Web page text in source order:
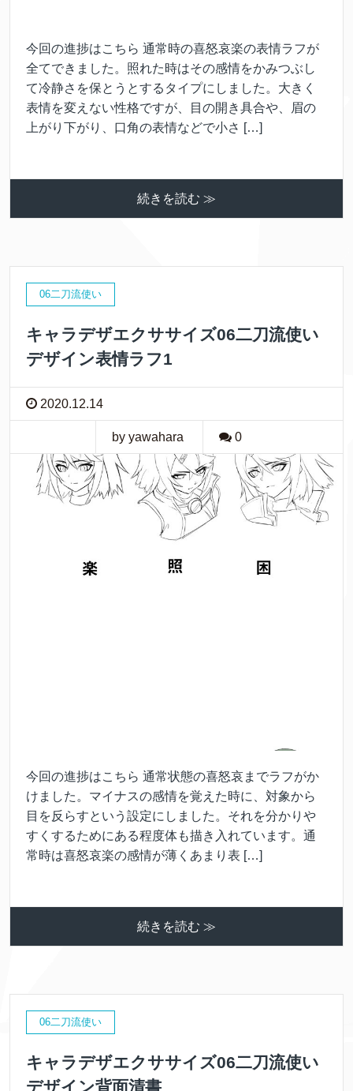
今回の進捗はこちら 通常時の喜怒哀楽の表情ラフが
全てできました。照れた時はその感情をかみつぶし
て冷静さを保とうとするタイプにしました。大きく
表情を変えない性格ですが、目の開き具合や、眉の
上がり下がり、口角の表情などで小さ […]
続きを読む ≫
06二刀流使い
キャラデザエクササイズ06二刀流使い
デザイン表情ラフ1
2020.12.14
by yawahara 0
今回の進捗はこちら 通常状態の喜怒哀までラフがか
けました。マイナスの感情を覚えた時に、対象から
目を反らすという設定にしました。それを分かりや
すくするためにある程度体も描き入れています。通
常時は喜怒哀楽の感情が薄くあまり表 […]
続きを読む ≫
06二刀流使い
キャラデザエクササイズ06二刀流使い
デザイン背面清書